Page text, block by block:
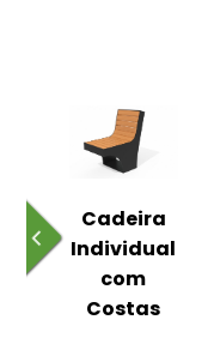
Cadeira
Individual
com
Costas